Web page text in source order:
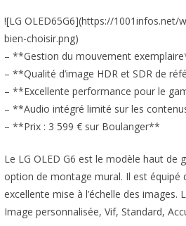
![LG OLED65G6](https://
bien-choisir.png)
– **Gestion du mouvement
– **Qualité d’image HDR et SDR de
– **Excellente performance pour le
– **Audio intégré limité sur les
– **Prix : 3 599 € sur Boulanger**
Le LG OLED G6 est le modèle haut
option de montage mural. Il est équipé
excellente mise à l’échelle des
Image personnalisée, Vif, Standard,